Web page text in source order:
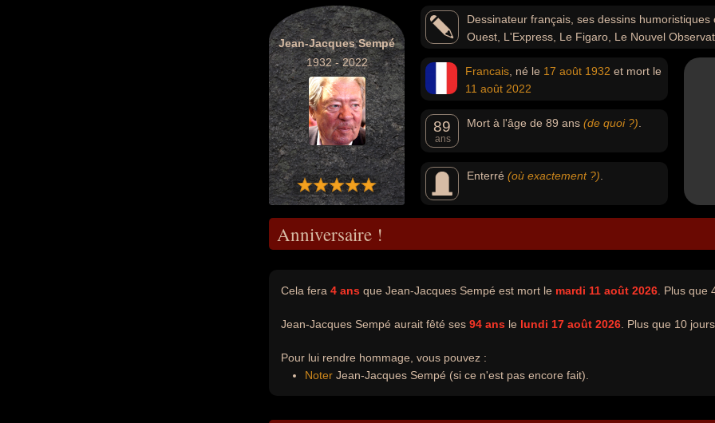
Jean-Jacques Sempé
1932 - 2022
Dessinateur français, ses dessins
Ouest, L'Express, Le Figaro, Le Nouvel
aventures du « Petit Nicolas » dont l'auteur est René
Francais , né le 17 août 1932 et mort le
11 août 2022
89
ans
Mort à l'âge de 89 ans (de quoi ?)
Enterré (où exactement ?)
Anniversaire !
Cela fera 4 ans que Jean-Jacques Sempé est mort le mardi 11 août 2026 . Plus que
Jean-Jacques Sempé aurait fêté ses 94 ans le lundi 17 août 2026 . Plus que 10
Pour lui rendre hommage, vous pouvez :
Noter Jean-Jacques Sempé (si ce n'est pas encore fait).